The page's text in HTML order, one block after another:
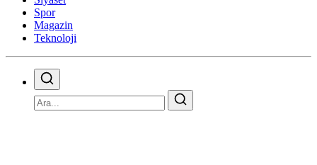
Spor
Magazin
Teknoloji